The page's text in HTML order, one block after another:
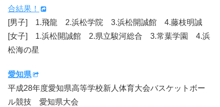
合結果！
[男子] 1.飛龍 2.浜松学院 3.浜松開誠館 4.藤枝明誠
[女子] 1.浜松開誠館 2.県立駿河総合 3.常葉学園 4.浜
松海の星
愛知県
平成28年度愛知県高等学校新人体育大会バスケットボー
ル競技 愛知県大会